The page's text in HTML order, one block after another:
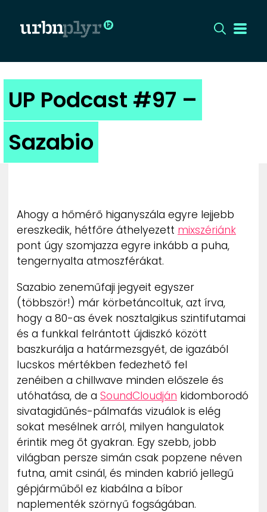
CÍMLAP
DIZÁJN
KULT
UTCA
ZENE
MÉDIAAJÁNLAT
IMPRESSZUM
PR-ARCHÍVUM
ADATKEZELÉSI TÁJÉKOZTATÓ
UP Podcast #97 –
Sazabio
Ahogy a hőmérő higanyszála egyre lejjebb
ereszkedik, hétfőre áthelyezett mixszériánk
pont úgy szomjazza egyre inkább a puha,
tengernyalta atmoszférákat.
Sazabio zeneműfaji jegyeit egyszer
(többször!) már körbetáncoltuk, azt írva,
hogy a 80-as évek nosztalgikus szintifutamai
és a funkkal felrántott újdiszkó között
baszkurálja a határmezsgyét, de igazából
lucskos mértékben fedezhető fel
zenéiben a chillwave minden előszele és
utóhatása, de a SoundCloudján kidomborodó
sivatagidűnés-pálmafás vizuálok is elég
sokat mesélnek arról, milyen hangulatok
érintik meg őt gyakran. Egy szebb, jobb
világban persze simán csak popzene néven
futna, amit csinál, és minden kabrió jellegű
gépjárműből ez kiabálna a bíbor
naplementék szörnyű fogságában.